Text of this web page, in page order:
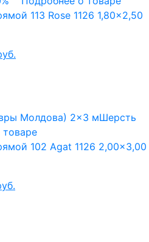
113 Rose 1126 1,80×2,50
Молдова) 2x3 мШерсть
102 Agat 1126 2,00×3,00